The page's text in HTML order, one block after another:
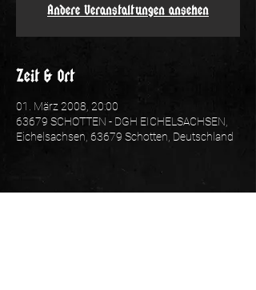
Andere Veranstaltungen ansehen
Zeit & Ort
01. März 2008, 20:00
63679 SCHOTTEN - DGH EICHELSACHSEN,
Eichelsachsen, 63679 Schotten, Deutschland